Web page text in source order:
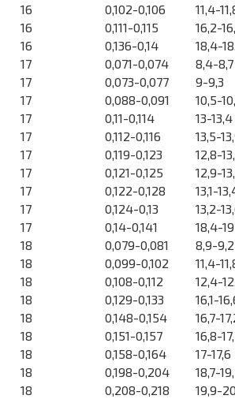
16 0,102-0,106
11,4-
16 0,111-0,115
16,2-
16 0,136-0,14
18,4-
17 0,071-0,074
8,4-8,7
17 0,073-0,077
9-9,3
17 0,088-0,091
10,5-
17 0,11-0,114
13-13,4
17 0,112-0,116
13,5-
17 0,119-0,123
12,8-
17 0,121-0,125
12,9-
17 0,122-0,128
13,1-
17 0,124-0,13
13,2-
17 0,14-0,141
18,4-19
18 0,079-0,081
8,9-9,2
18 0,099-0,102
11,4-
18 0,108-0,112
12,4-
18 0,129-0,133
16,1-
18 0,148-0,154
16,7-
18 0,151-0,157
16,8-
18 0,158-0,164
17-17,6
18 0,198-0,204
18,7-
18 0,208-0,218 19,9-